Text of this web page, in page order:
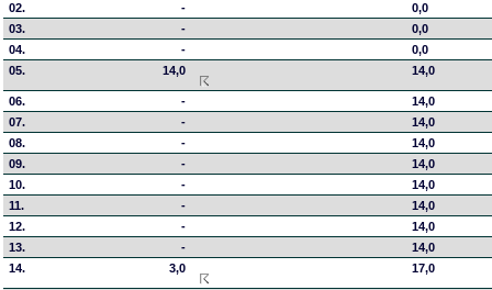
02.
-
0,0
03.
-
0,0
04.
-
0,0
05.
14,0 14,0
06. -
14,0
07.
-
14,0
08.
-
14,0
09.
-
14,0
10.
-
14,0
11.
-
14,0
12.
-
14,0
13.
-
14,0
14.
3,0 17,0